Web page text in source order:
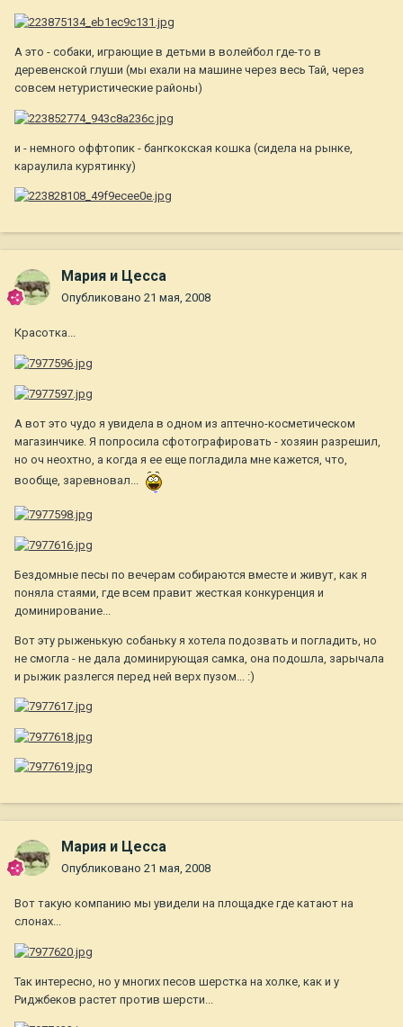
А это - собаки, играющие в детьми в волейбол где-то в
деревенской глуши (мы ехали на машине через весь Тай, через
совсем нетуристические районы)
и - немного оффтопик - бангкокская кошка (сидела на рынке,
караулила курятинку)
Мария и Цесса
Опубликовано 21 мая, 2008
Красотка...
А вот это чудо я увидела в одном из аптечно-косметическом
магазинчике. Я попросила сфотографировать - хозяин разрешил,
но оч неохтно, а когда я ее еще погладила мне кажется, что,
вообще, заревновал...
Бездомные песы по вечерам собираются вместе и живут, как я
поняла стаями, где всем правит жесткая конкуренция и
доминирование...
Вот эту рыженькую собаньку я хотела подозвать и погладить, но
не смогла - не дала доминирующая самка, она подошла, зарычала
и рыжик разлегся перед ней верх пузом... :)
Мария и Цесса
Опубликовано 21 мая, 2008
Вот такую компанию мы увидели на площадке где катают на
слонах...
Так интересно, но у многих песов шерстка на холке, как и у
Риджбеков растет против шерсти...